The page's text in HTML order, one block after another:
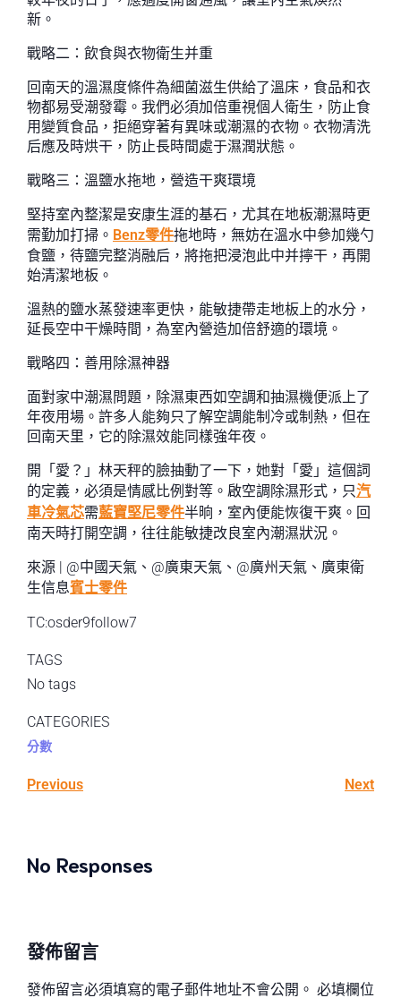
新。
戰略二：飲食與衣物衛生并重
回南天的溫濕度條件為細菌滋生供給了溫床，食品和衣
物都易受潮發霉。我們必須加倍重視個人衛生，防止食
用變質食品，拒絕穿著有異味或潮濕的衣物。衣物清洗
后應及時烘干，防止長時間處于濕潤狀態。
戰略三：溫鹽水拖地，營造干爽環境
堅持室內整潔是安康生涯的基石，尤其在地板潮濕時更
需勤加打掃。 Benz零件拖地時，無妨在溫水中參加幾勺
食鹽，待鹽完整消融后，將拖把浸泡此中并擰干，再開
始清潔地板。
溫熱的鹽水蒸發速率更快，能敏捷帶走地板上的水分，
延長空中干燥時間，為室內營造加倍舒適的環境。
戰略四：善用除濕神器
面對家中潮濕問題，除濕東西如空調和抽濕機便派上了
年夜用場。許多人能夠只了解空調能制冷或制熱，但在
回南天里，它的除濕效能同樣強年夜。
開「愛？」林天秤的臉抽動了一下，她對「愛」這個詞
的定義，必須是情感比例對等。啟空調除濕形式，只汽
車冷氣芯需藍寶堅尼零件半晌，室內便能恢復干爽。回
南天時打開空調，往往能敏捷改良室內潮濕狀況。
來源 | @中國天氣、@廣東天氣、@廣州天氣、廣東衛
生信息賓士零件
TC:osder9follow7
TAGS
No tags
CATEGORIES
分數
Previous Next
No Responses
發佈留言
發佈留言必須填寫的電子郵件地址不會公開。 必填欄位